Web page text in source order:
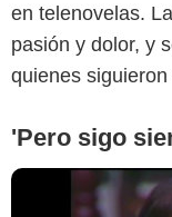
en telenovelas.
pasión y dolor, y
quienes
'Pero sigo